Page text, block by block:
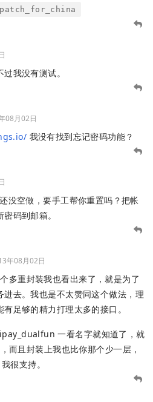
我没有测试。
08月02日
我没有找到忘记密码功能？
还没空做，要手工帮你重置吗？把帐
码到邮箱。
年08月02日
多重封装我也看出来了，就是为了
进去。我也是不太赞同这个做法，理
足够的精力打理太多的接口。
一看名字就知道了，就
而且封装上我也比你那个少一层，
很支持。